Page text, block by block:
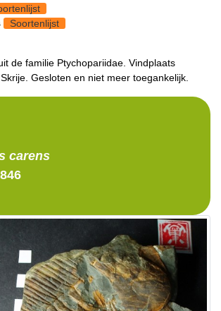
Soortenlijst
de familie Ptychopariidae. Vindplaats
Gesloten en niet meer toegankelijk.
carens